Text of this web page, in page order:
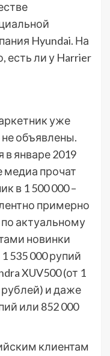
Hyundai. На
есть ли у Harrier
уже
объявлены.
январе 2019
прочат
в 1 500 000 –
примерно
по актуальному
новинки
535 000 рупий
XUV500 (от 1
рублей) и даже
или 852 000
клиентам